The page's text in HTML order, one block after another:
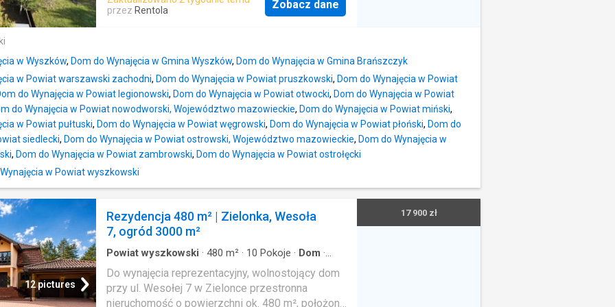
otynkowany, a jego ogrzewanie zapewnia piec
prąd, woda, gaz, kanalizacja, wywóz śmieci –
dodatkowo płatne według zużycia.Działka jest
ogrodzona i zagospodarowana, z utwardzonym
podjazdem wykonanym z kostki brukowej
prowadzący
biologiczną, kancelarię, biuro lub firmę, możliwość
bardzo słoneczny. 2 kuchnie 2 łazienki 1
oddzielna toaleta Do wynajęcia urokliwy dom
ośmiopokojowy, położony na działce 1000 m2 w
Nieporęcie nieopodal Jeziora Zegrzyńskiego dla
rodziny lub dwóch rodzin, z możliwością
prowadzenia biznesu biurowego ale także usług
odnowy biologicznej np. zabiegów
odchudzających, masaży, rehabilitacji. Możliwość
wstawienia komory tlenowej hiperbarycznej,
słonecznym tarasie bądź w ogrodzie. Położony
jest jedynie 10 minut autem od przepięknego
Jeziora Zegrzyńskiego, sportów motorowodnych
oraz piaszczystych p
przez Rentola Zobacz dane
w Wyszków, Dom do Wynajęcia w Gmina Wyszków, Dom do Wynajęcia w Gmina Brańszczyk
w Powiat warszawski zachodni, Dom do Wynajęcia w Powiat pruszkowski, Dom do Wynajęcia w Powiat
do Wynajęcia w Powiat legionowski, Dom do Wynajęcia w Powiat otwocki, Dom do Wynajęcia w Powiat
do Wynajęcia w Powiat nowodworski, Województwo mazowieckie, Dom do Wynajęcia w Powiat miński,
w Powiat pułtuski, Dom do Wynajęcia w Powiat węgrowski, Dom do Wynajęcia w Powiat płoński, Dom do
siedlecki, Dom do Wynajęcia w Powiat ostrowski, Województwo mazowieckie, Dom do Wynajęcia w
, Dom do Wynajęcia w Powiat zambrowski, Dom do Wynajęcia w Powiat ostrołęcki
w Powiat wyszkowski
12 pictures
Rezydencja 480 m² | Zielonka, Wesoła
7, ogród 3000 m²
Powiat wyszkowski · 480 m² · 10 Pokoje · Dom ·
Do wynajęcia reprezentacyjny, wolnostojący dom
przy ul. Wesołej 7 w Zielonce przestronna
nieruchomość o powierzchni ok. 480 m², położona
17 900 zł